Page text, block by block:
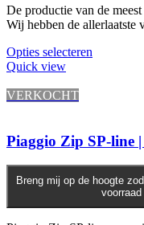
De productie van de
Wij hebben de allerlaatste
Opties selecteren
Quick view
VERKOCHT
Piaggio Zip SP-line
Breng mij op de hoogte
voorraad